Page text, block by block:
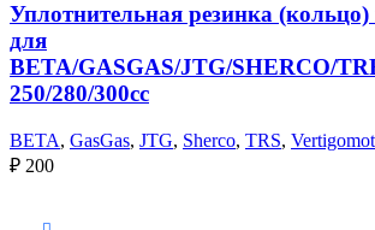
Уплотнительная резинка
для
BETA/GASGAS/JTG/SHERCO/
250/280/300cc
BETA, GasGas, JTG, Sherco, TRS,
₽ 200